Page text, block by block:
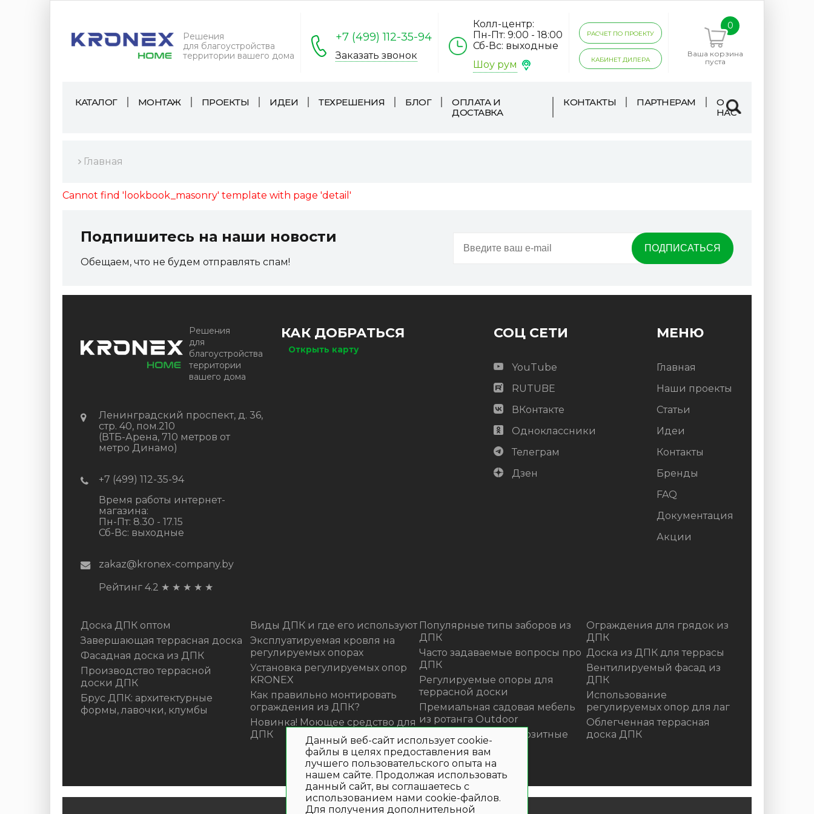
Решения
для благоустройства
территории вашего дома
+7 (499) 112-35-94
Заказать звонок
Колл-центр:
Пн-Пт: 9:00 - 18:00
Сб-Вс: выходные
Шоу рум
РАСЧЕТ ПО ПРОЕКТУ
КАБИНЕТ ДИЛЕРА
0
Ваша корзина
пуста
КАТАЛОГ МОНТАЖ ПРОЕКТЫ ИДЕИ ТЕХРЕШЕНИЯ БЛОГ
ОПЛАТА И
ДОСТАВКА
КОНТАКТЫ ПАРТНЕРАМ
О
НАС
Главная
Cannot find 'lookbook_masonry' template with page 'detail'
Подпишитесь на наши новости
Обещаем, что не будем отправлять спам!
Решения
для
благоустройства
территории
вашего дома
Ленинградский проспект, д. 36,
стр. 40, пом.210
(ВТБ-Арена, 710 метров от
метро Динамо)
+7 (499) 112-35-94
Время работы интернет-
магазина:
Пн-Пт: 8.30 - 17.15
Сб-Вс: выходные
zakaz@kronex-company.by
Рейтинг 4.2 ★ ★ ★ ★ ★
КАК ДОБРАТЬСЯ
Открыть карту
СОЦ СЕТИ
YouTube
RUTUBE
ВКонтакте
Одноклассники
Телеграм
Дзен
МЕНЮ
Главная
Наши проекты
Статьи
Идеи
Контакты
Бренды
FAQ
Документация
Акции
Доска ДПК оптом
Завершающая террасная доска
Фасадная доска из ДПК
Производство террасной
доски ДПК
Брус ДПК: архитектурные
формы, лавочки, клумбы
Виды ДПК и где его используют
Эксплуатируемая кровля на
регулируемых опорах
Установка регулируемых опор
KRONEX
Как правильно монтировать
ограждения из ДПК?
Новинка! Моющее средство для
ДПК
Популярные типы заборов из
ДПК
Часто задаваемые вопросы про
ДПК
Регулируемые опоры для
террасной доски
Премиальная садовая мебель
из ротанга Outdoor
Нескользящие композитные
ступени
Ограждения для грядок из
ДПК
Доска из ДПК для террасы
Вентилируемый фасад из
ДПК
Использование
регулируемых опор для лаг
Облегченная террасная
доска ДПК
Данный веб-сайт использует cookie-
файлы в целях предоставления вам
лучшего пользовательского опыта на
нашем сайте. Продолжая использовать
данный сайт, вы соглашаетесь с
использованием нами cookie-файлов.
Для получения дополнительной